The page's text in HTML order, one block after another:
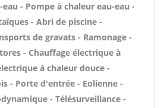
- Pompe à chaleur eau-eau -
- Abri de piscine -
de gravats - Ramonage -
- Chauffage électrique à
à chaleur douce -
- Porte d'entrée - Eolienne -
- Télésurveillance -